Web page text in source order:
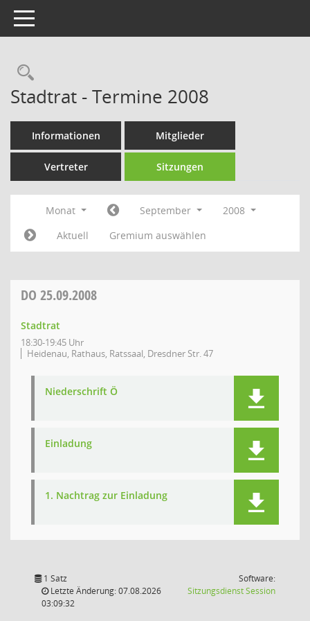
Toggle navigation
Rechercheauswahl
Stadtrat - Termine 2008
Informationen Mitglieder
Vertreter Sitzungen
Monat September
2008
Aktuell
Gremium auswählen
DO 25.09.2008
Stadtrat
18:30-19:45 Uhr
Heidenau, Rathaus, Ratssaal, Dresdner Str. 47
Niederschrift Ö
Einladung
1. Nachtrag zur Einladung
1 Satz
Letzte Änderung: 07.08.2026
03:09:32
Software:
SitzungsdienstSession(Wird in